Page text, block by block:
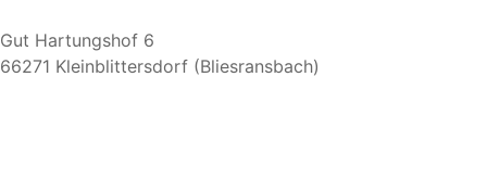
Gut Hartungshof 6
66271 Kleinblittersdorf (Bliesransbach)